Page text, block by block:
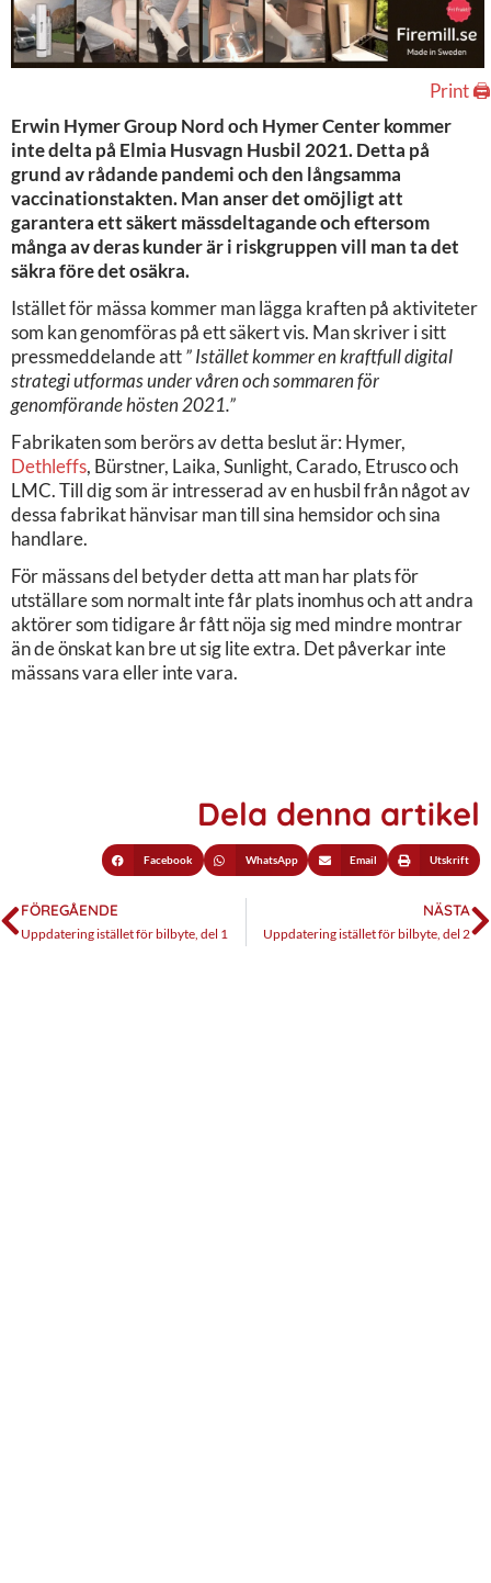
Print 🖨
Erwin Hymer Group Nord och Hymer Center kommer
inte delta på Elmia Husvagn Husbil 2021. Detta på
grund av rådande pandemi och den långsamma
vaccinationstakten.Man anser det omöjligt att
garantera ett säkert mässdeltagande och eftersom
många av deras kunder är i riskgruppen vill man ta det
säkra före det osäkra.
Istället för mässa kommer man lägga kraften på aktiviteter
som kan genomföras på ett säkert vis. Man skriver i sitt
pressmeddelande att”Istället kommer en kraftfull digital
strategi utformas under våren och sommaren för
genomförande hösten 2021.”
Fabrikaten som berörs av detta beslut är: Hymer,
Dethleffs, Bürstner, Laika, Sunlight, Carado, Etrusco och
LMC. Till dig som är intresserad av en husbil från något av
dessa fabrikat hänvisar man till sina hemsidor och sina
handlare.
För mässans del betyder detta att man har plats för
utställare som normalt inte får plats inomhus och att andra
aktörer som tidigare år fått nöja sig med mindre montrar
än de önskat kan bre ut sig lite extra. Det påverkar inte
mässans vara eller inte vara.
Dela denna artikel
Facebook WhatsApp Email Utskrift
FÖREGÅENDE
Uppdatering istället för bilbyte, del 1
NÄSTA
Uppdatering istället för bilbyte, del 2